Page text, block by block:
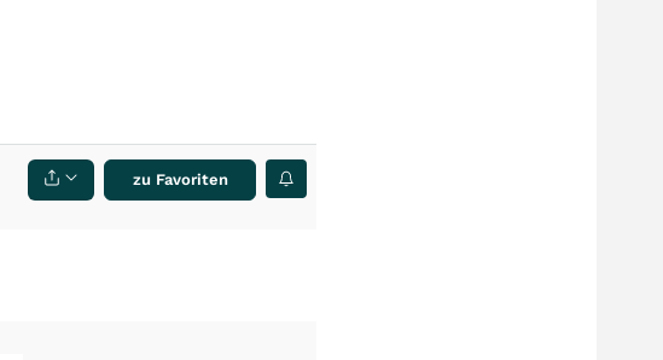
zu Favoriten